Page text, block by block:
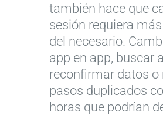
también hace que
sesión requiera
del necesario.
app en app, buscar
reconfirmar datos o
pasos duplicados
horas que podrían